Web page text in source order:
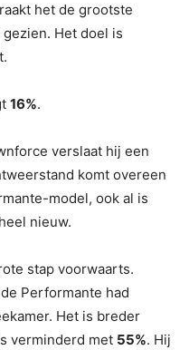
het de grootste
Het doel is
16%.
verslaat hij een
komt overeen
model, ook al is
nieuw.
stap voorwaarts.
Performante had
Het is breder
verminderd met 55%. Hij